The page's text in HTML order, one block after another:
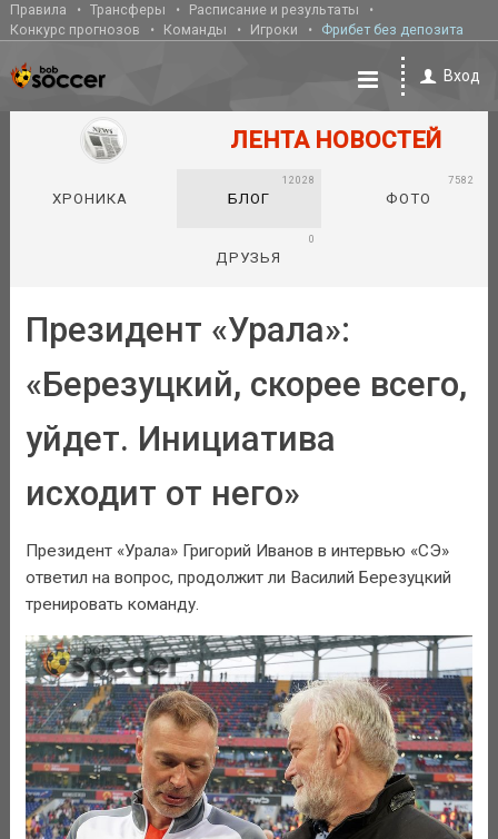
Правила Трансферы
Расписание и результаты
Конкурс прогнозов
Команды Игроки Фрибет без депозита
Вход
ЛЕНТА НОВОСТЕЙ
ХРОНИКА БЛОГ
12028
ФОТО
7582
ДРУЗЬЯ
0
Президент «Урала»:
«Березуцкий, скорее всего,
уйдет. Инициатива
исходит от него»
Президент «Урала» Григорий Иванов в интервью «СЭ»
ответил на вопрос, продолжит ли Василий Березуцкий
тренировать команду.